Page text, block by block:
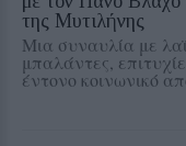
της Μυτιλήνης
Μια συναυλία με
μπαλάντες,
έντονο κοινωνικό